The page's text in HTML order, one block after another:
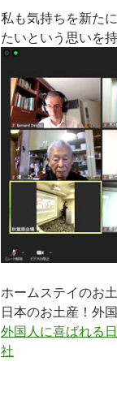
私も気持ちを新た
たいという思いを持
ホームステイのお
日本のお土産！外
外国人に喜ばれる
社